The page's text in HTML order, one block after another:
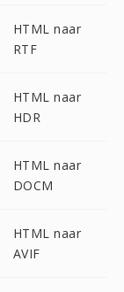
HTML naar
RTF
HTML naar
HDR
HTML naar
DOCM
HTML naar
AVIF